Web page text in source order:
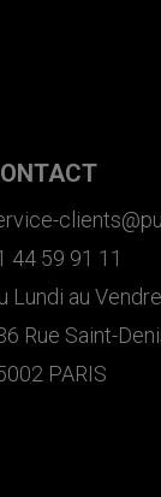
44 59 91 11
Lundi au
Rue Saint-
PARIS